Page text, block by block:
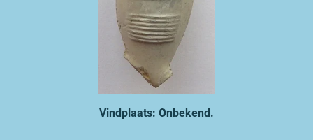
Vindplaats: Onbekend.